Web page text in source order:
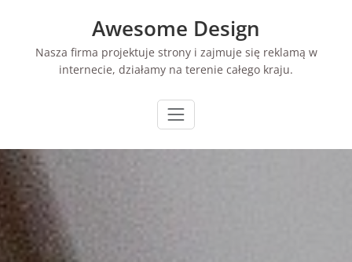
Awesome Design
Nasza firma projektuje strony i zajmuje się reklamą w
internecie, działamy na terenie całego kraju.